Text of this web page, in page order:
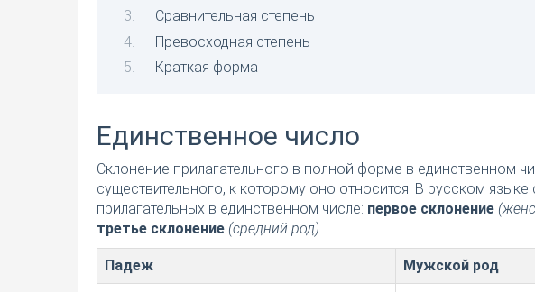
Сравнительная степень
Превосходная степень
Краткая форма
Единственное число
Склонение прилагательного в полной форме в единственном
существительного, к которому оно относится. В русском
прилагательных в единственном числе: первое склонение
третье склонение (средний род).
Падеж Мужской род